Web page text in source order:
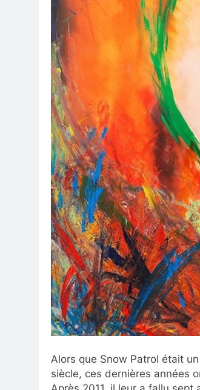
Alors que Snow Patrol était
siècle, ces dernières années